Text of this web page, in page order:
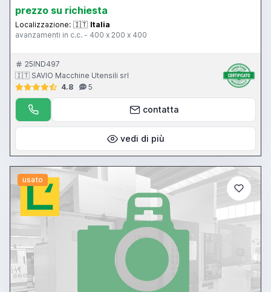
prezzo su richiesta
Localizzazione: 🇮🇹 Italia
avanzamenti in c.c. - 400 x 200 x 400
25IND497
🇮🇹 SAVIO Macchine Utensili srl
4.8
5
contatta
vedi di più
usato